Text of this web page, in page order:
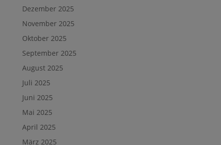
Dezember 2025
November 2025
Oktober 2025
September 2025
August 2025
Juli 2025
Juni 2025
Mai 2025
April 2025
März 2025